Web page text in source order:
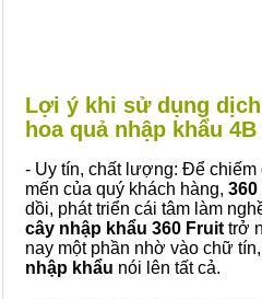
Lợi ý khi sử dụng
hoa quả nhập khẩu
- Uy tín, chất lượng: Để
mến của quý khách hàng, 360
dồi, phát triển cái tâm làm
cây nhập khẩu 360 Fruit trở
nay một phần nhờ vào chữ
nhập khẩu nói lên tất cả.